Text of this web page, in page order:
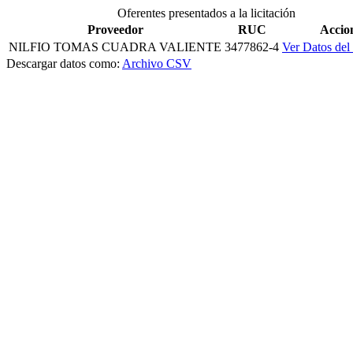
Oferentes presentados a la licitación
Proveedor
RUC
NILFIO TOMAS CUADRA VALIENTE 3477862-4 Ver Datos del
Descargar datos como: Archivo CSV